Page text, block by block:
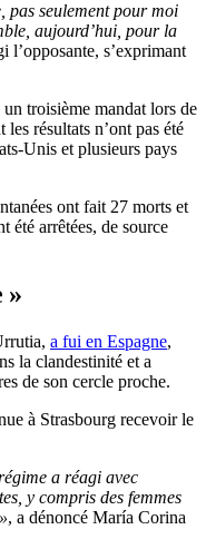
pas seulement pour moi
aujourd’hui, pour la
l’opposante, s’exprimant
troisième mandat lors de
résultats n’ont pas été
Unis et plusieurs pays
ont fait 27 morts et
été arrêtées, de source
»
a fui en Espagne,
la clandestinité et a
de son cercle proche.
à Strasbourg recevoir le
a réagi avec
y compris des femmes
, a dénoncé María Corina